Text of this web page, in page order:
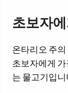
초보자
온타리오 주
초보자에게
는 물고기입니